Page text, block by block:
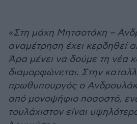
«Στη μάχη Μητσοτάκη –
αναμέτρηση έχει κερδηθεί
Άρα μένει να δούμε τη νέα
διαμορφώνεται. Στην
πρωθυπουργός ο
από μονοψήφιο ποσοστό,
τουλάχιστον είναι